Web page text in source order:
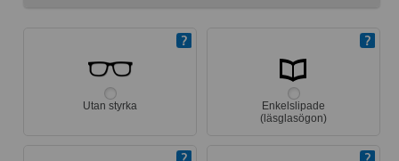
Utan styrka
Enkelslipade
(läsglasögon)